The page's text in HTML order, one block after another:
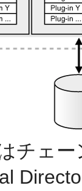
チェ